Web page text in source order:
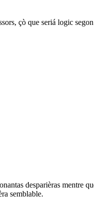
çò que seriá logic
desparièras mentre
semblable.